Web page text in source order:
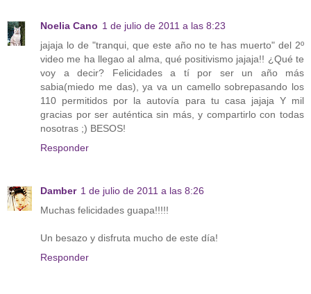
Noelia Cano 1 de julio de 2011 a las 8:23
jajaja lo de "tranqui, que este año no te has muerto" del 2º
video me ha llegao al alma, qué positivismo jajaja!! ¿Qué te
voy a decir? Felicidades a tí por ser un año más
sabia(miedo me das), ya va un camello sobrepasando los
110 permitidos por la autovía para tu casa jajaja Y mil
gracias por ser auténtica sin más, y compartirlo con todas
nosotras ;) BESOS!
Responder
Damber 1 de julio de 2011 a las 8:26
Muchas felicidades guapa!!!!!
Un besazo y disfruta mucho de este día!
Responder